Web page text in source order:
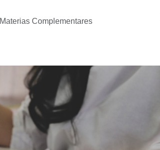
Materias Complementares